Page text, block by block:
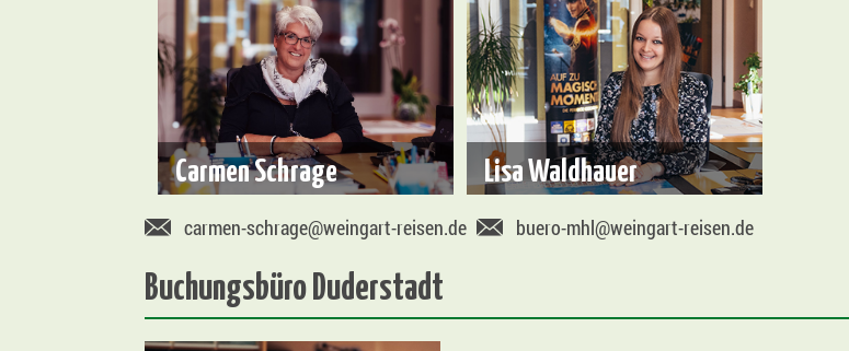
Carmen Schrage
carmen-schrage@weingart-reisen.de
Lisa Waldhauer
buero-mhl@weingart-reisen.de
Buchungsbüro Duderstadt